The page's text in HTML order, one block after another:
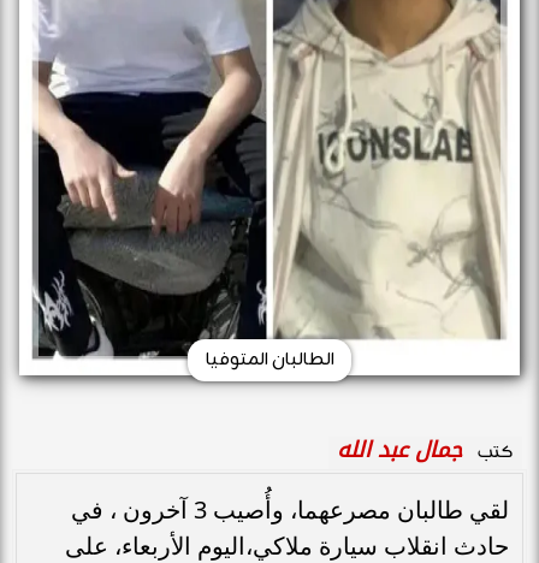
الطالبان المتوفيا
كتب جمال عبد الله
لقي طالبان مصرعهما، وأُصيب 3 آخرون ، في
حادث انقلاب سيارة ملاكي،اليوم الأربعاء، على